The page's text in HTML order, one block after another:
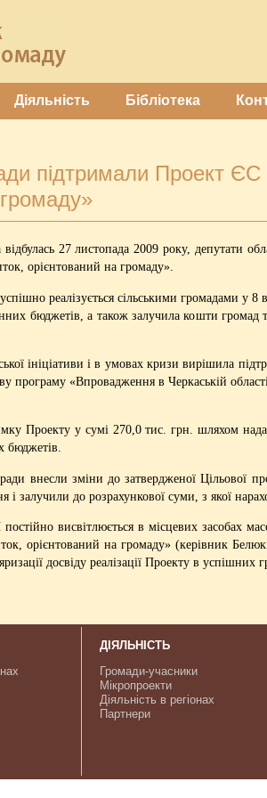
Діяльність Бібліотека
підтримали Проект
27 листопада 2009 року, депутати
орієнтований на громаду».
реалізується сільськими громадами у 8
бюджетів, а також залучила кошти громад
ініціативи і в умовах кризи вирішила
програму «Впровадження в Черкаській
Проекту у сумі 270,0 тис. грн. шляхом
бюджетів.
внесли зміни до затвердженої
залучили до розрахункової суми, з якої
висвітлюється в місцевих засобах
орієнтований на громаду» (керівник
досвіду реалізації Проекту в успішних
ДІЯЛЬНІСТЬ
Громади-учасники
Мікропроекти
Діяльність в регіонах
Партнери